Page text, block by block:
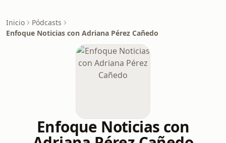
Inicio
Pódcasts
Enfoque Noticias con Adriana Pérez Cañedo
Enfoque Noticias con